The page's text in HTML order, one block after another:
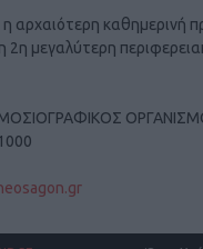
αρχαιότερη καθημερινή
2η μεγαλύτερη